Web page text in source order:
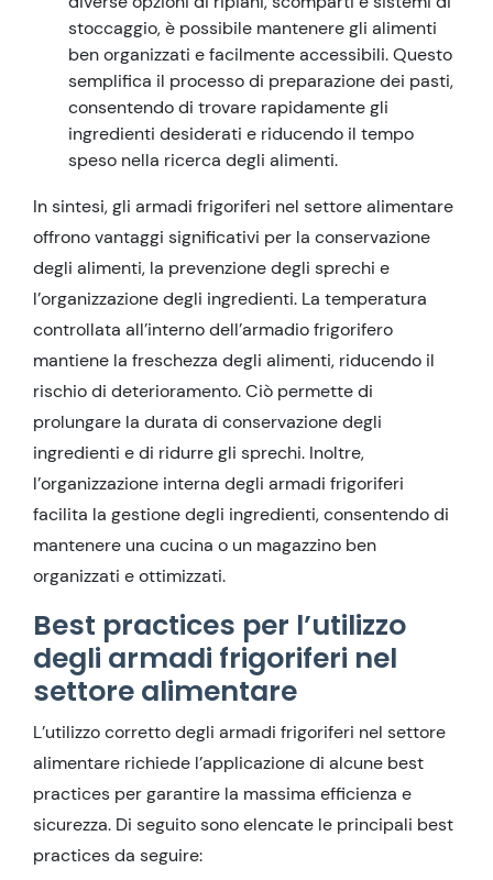
stoccaggio, è possibile mantenere gli alimenti
ben organizzati e facilmente accessibili. Questo
semplifica il processo di preparazione dei pasti,
consentendo di trovare rapidamente gli
ingredienti desiderati e riducendo il tempo
speso nella ricerca degli alimenti.
In sintesi, gli armadi frigoriferi nel settore alimentare
offrono vantaggi significativi per la conservazione
degli alimenti, la prevenzione degli sprechi e
l’organizzazione degli ingredienti. La temperatura
controllata all’interno dell’armadio frigorifero
mantiene la freschezza degli alimenti, riducendo il
rischio di deterioramento. Ciò permette di
prolungare la durata di conservazione degli
ingredienti e di ridurre gli sprechi. Inoltre,
l’organizzazione interna degli armadi frigoriferi
facilita la gestione degli ingredienti, consentendo di
mantenere una cucina o un magazzino ben
organizzati e ottimizzati.
Best practices per l’utilizzo
degli armadi frigoriferi nel
settore alimentare
L’utilizzo corretto degli armadi frigoriferi nel settore
alimentare richiede l’applicazione di alcune best
practices per garantire la massima efficienza e
sicurezza. Di seguito sono elencate le principali best
practices da seguire: